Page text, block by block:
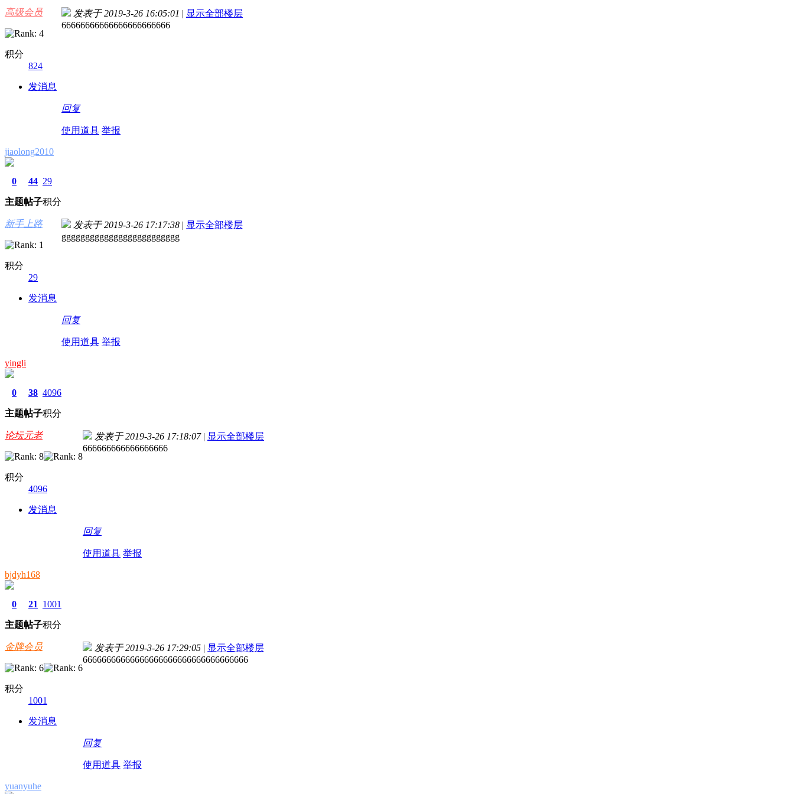
高级会员
积分
824
发消息
发表于 2019-3-26 16:05:01 | 显示全部楼层
66666666666666666666666
回复
使用道具 举报
jiaolong2010
0
主题
44
帖子
29
积分
新手上路
积分
29
发消息
发表于 2019-3-26 17:17:38 | 显示全部楼层
ggggggggggggggggggggggggg
回复
使用道具 举报
yingli
0
主题
38
帖子
4096
积分
论坛元老
积分
4096
发消息
发表于 2019-3-26 17:18:07 | 显示全部楼层
666666666666666666
回复
使用道具 举报
bjdyh168
0
主题
21
帖子
1001
积分
金牌会员
积分
1001
发消息
发表于 2019-3-26 17:29:05 | 显示全部楼层
66666666666666666666666666666666666
回复
使用道具 举报
yuanyuhe